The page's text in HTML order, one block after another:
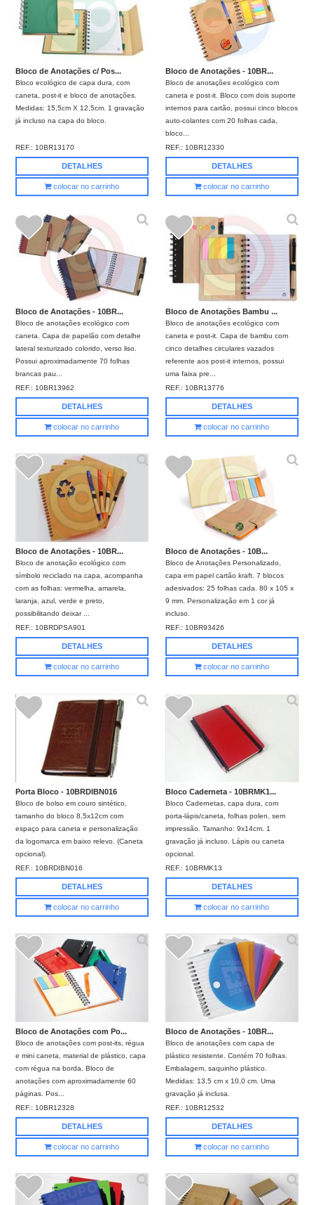
Bloco de Anotações c/ Pos...
Bloco ecológico de capa dura, com
caneta, post-it e bloco de anotações.
Medidas: 15,5cm X 12,5cm. 1 gravação
já incluso na capa do bloco.
REF.: 10BR13170
DETALHES
colocar no carrinho
Bloco de Anotações - 10BR...
Bloco de anotações ecológico com
caneta e post-it. Bloco com dois suporte
internos para cartão, possui cinco blocos
auto-colantes com 20 folhas cada,
bloco...
REF.: 10BR12330
DETALHES
colocar no carrinho
Bloco de Anotações - 10BR...
Bloco de anotações ecológico com
caneta. Capa de papelão com detalhe
lateral texturizado colorido, verso liso.
Possui aproximadamente 70 folhas
brancas pau...
REF.: 10BR13962
DETALHES
colocar no carrinho
Bloco de Anotações Bambu ...
Bloco de anotações ecológico com
caneta e post-it. Capa de bambu com
cinco detalhes circulares vazados
referente aos post-it internos, possui
uma faixa pre...
REF.: 10BR13776
DETALHES
colocar no carrinho
Bloco de Anotações - 10BR...
Bloco de anotação ecológico com
símbolo reciclado na capa, acompanha
com as folhas: vermelha, amarela,
laranja, azul, verde e preto,
possibilitando deixar ...
REF.:10BRDPSA901
DETALHES
colocar no carrinho
Bloco de Anotações - 10B...
Bloco de Anotações Personalizado,
capa em papel cartão kraft. 7 blocos
adesivados: 25 folhas cada. 80 x 105 x
9 mm. Personalização em 1 cor já
incluso.
REF.:10BR93426
DETALHES
colocar no carrinho
Porta Bloco - 10BRDIBN016
Bloco de bolso em couro sintético,
tamanho do bloco 8,5x12cm com
espaço para caneta e personalização
da logomarca em baixo relevo. (Caneta
opcional).
REF.: 10BRDIBN016
DETALHES
colocar no carrinho
Bloco Caderneta - 10BRMK1...
Bloco Cadernetas, capa dura, com
porta-lápis/caneta, folhas polen, sem
impressão. Tamanho: 9x14cm. 1
gravação já incluso. Lápis ou caneta
opcional.
REF.: 10BRMK13
DETALHES
colocar no carrinho
Bloco de Anotações com Po...
Bloco de anotações com post-its, régua
e mini caneta, material de plástico, capa
com régua na borda. Bloco de
anotações com aproximadamente 60
páginas. Pos...
REF.:10BR12328
DETALHES
colocar no carrinho
Bloco de Anotações - 10BR...
Bloco de anotações com capa de
plástico resistente. Contém 70 folhas.
Embalagem, saquinho plástico.
Medidas: 13,5 cm x 10,0 cm. Uma
gravação já inclusa.
REF.:10BR12532
DETALHES
colocar no carrinho